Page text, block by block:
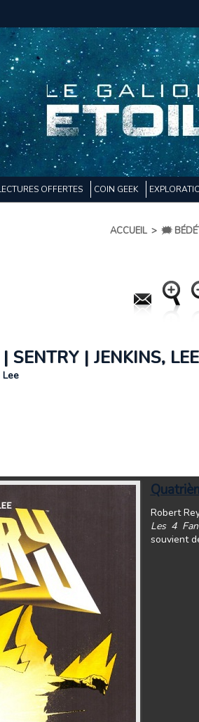
OFFERTES COIN GEEK
ACCUEIL > 🗯️
SENTRY | JENKINS,
Robert
Les 4
souvient